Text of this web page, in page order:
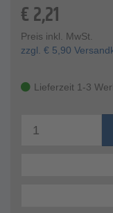
€2,21
Preis inkl. MwSt.
zzgl. € 5,90
Lieferzeit 1-3